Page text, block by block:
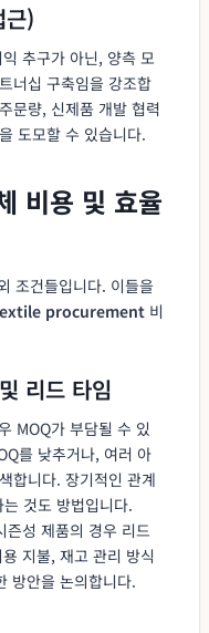
)
추구가 아닌, 양측 모
너십 구축임을 강조합
문량, 신제품 개발 협력
도모할 수 있습니다.
비용 및 효율
조건들입니다. 이들을
procurement 비
리드 타임
MOQ가 부담될 수 있
를 낮추거나, 여러 아
합니다. 장기적인 관계
것도 방법입니다.
즌성 제품의 경우 리드
지불, 재고 관리 방식
방안을 논의합니다.